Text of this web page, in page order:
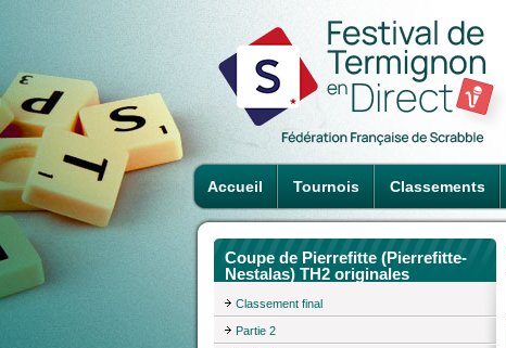
Accueil Tournois Classements
Coupe de Pierrefitte (Pierrefitte-
Nestalas) TH2 originales
Classement final
Partie 2